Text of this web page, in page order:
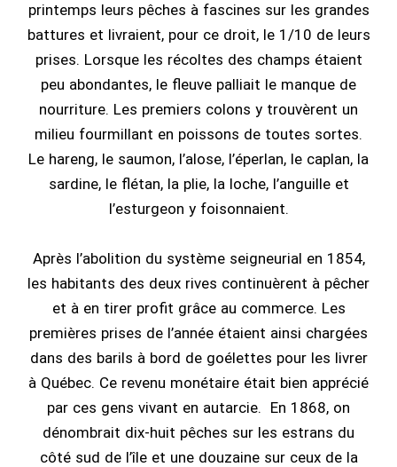
printemps leurs pêches à fascines sur les grandes
battures et livraient, pour ce droit, le 1/10 de leurs
prises. Lorsque les récoltes des champs étaient
peu abondantes, le fleuve palliait le manque de
nourriture. Les premiers colons y trouvèrent un
milieu fourmillant en poissons de toutes sortes.
Le hareng, le saumon, l’alose, l’éperlan, le caplan, la
sardine, le flétan, la plie, la loche, l’anguille et
l’esturgeon y foisonnaient.
Après l’abolition du système seigneurial en 1854,
les habitants des deux rives continuèrent à pêcher
et à en tirer profit grâce au commerce. Les
premières prises de l’année étaient ainsi chargées
dans des barils à bord de goélettes pour les livrer
à Québec. Ce revenu monétaire était bien apprécié
par ces gens vivant en autarcie. En 1868, on
dénombrait dix-huit pêches sur les estrans du
côté sud de l’île et une douzaine sur ceux de la